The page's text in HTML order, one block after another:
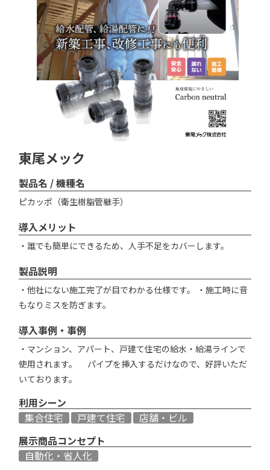
東尾メック
製品名 / 機種名
ピカッポ（衛生樹脂管継手）
導入メリット
・誰でも簡単にできるため、人手不足をカバーします。
製品説明
・他社にない施工完了が目でわかる仕様です。 ・施工時に音
もなりミスを防ぎます。
導入事例・事例
・マンション、アパート、戸建て住宅の給水・給湯ラインで
使用されます。 パイプを挿入するだけなので、好評いただ
いております。
利用シーン
集合住宅
戸建て住宅
店舗・ビル
展示商品コンセプト
自動化・省人化